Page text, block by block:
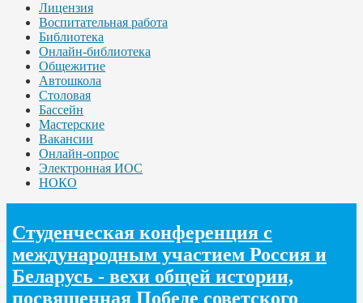
Лицензия
Воспитательная работа
Библиотека
Онлайн-библиотека
Общежитие
Автошкола
Столовая
Бассейн
Мастерские
Вакансии
Онлайн-опрос
Электронная ИОС
НОКО
Студенческая конференция с
международным участием Россия и
Беларусь - вехи общей истории,
посвященная Победе советского